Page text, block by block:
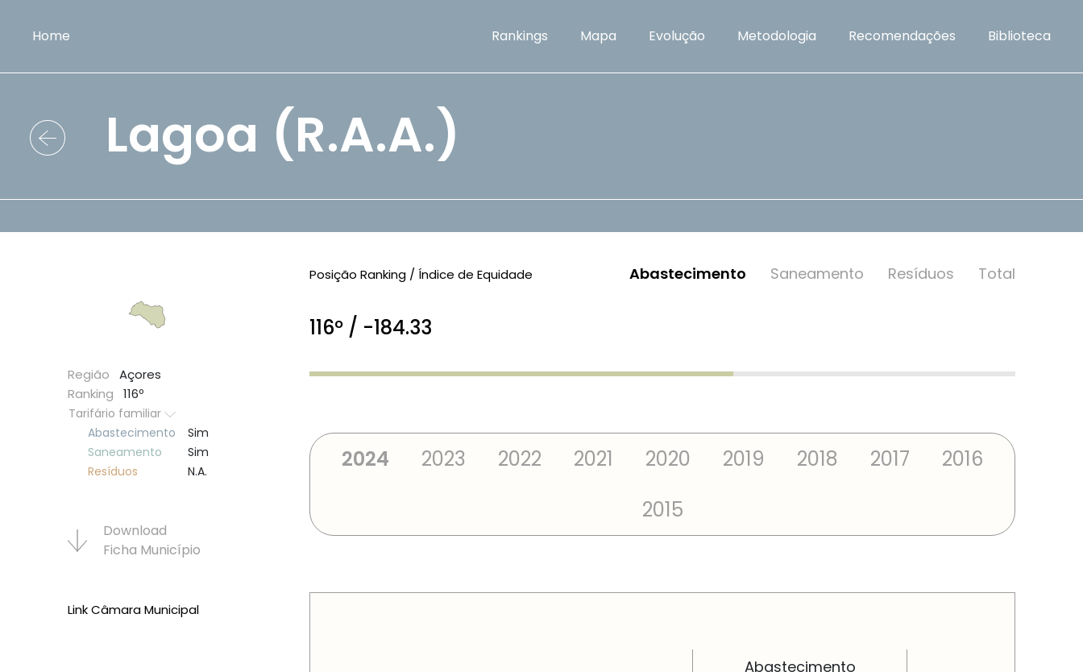
Home Rankings Mapa Evolução Metodologia Recomendações Biblioteca
Lagoa (R.A.A.)
Região
Açores
Ranking
116º
Tarifário familiar
Abastecimento
Sim
Saneamento
Sim
Resí­duos
N.A.
Download
Ficha Municí­pio
Link Câmara Municipal
Posição Ranking / Índice de Equidade Abastecimento Saneamento Resí­duos Total
116º / -184.33
2024 2023 2022 2021 2020 2019 2018 2017
2016
2015
Abastecimento